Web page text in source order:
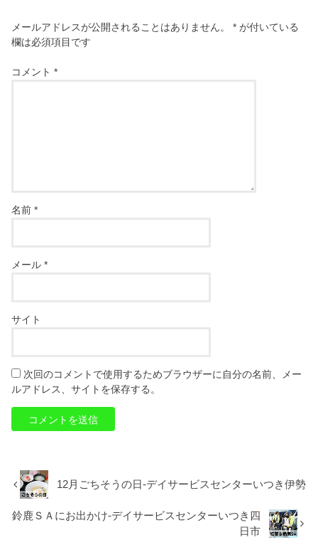
メールアドレスが公開されることはありません。 * が付いている
欄は必須項目です
コメント*
名前*
メール*
サイト
次回のコメントで使用するためブラウザーに自分の名前、メー
ルアドレス、サイトを保存する。
12月ごちそうの日-デイサービスセンターいつき伊勢
鈴鹿ＳＡにお出かけ-デイサービスセンターいつき四
日市